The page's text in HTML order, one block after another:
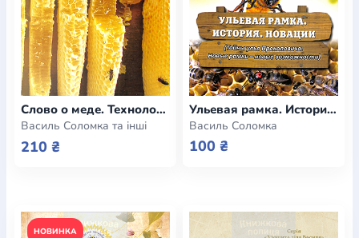
Слово о меде. Технологии. Свойства
Василь Соломка та інші
210 ₴
Ульевая рамка. История. Новации
Василь Соломка
100 ₴
НОВИНКА